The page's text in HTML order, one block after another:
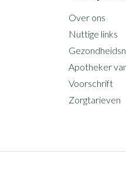
Over ons
Nuttige links
Apotheker
Voorschrift
Zorgtarieven